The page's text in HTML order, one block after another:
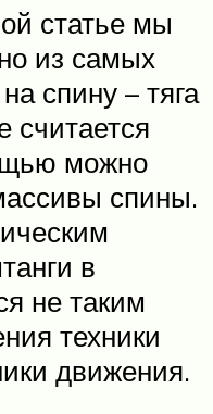
статье мы
из самых
спину – тяга
считается
можно
спины.
в
не таким
техники
движения.